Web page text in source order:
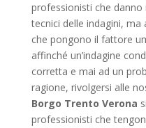
professionisti che
tecnici delle indagini,
che pongono il fattore
affinché un’indagine
corretta e mai ad un
ragione, rivolgersi alle
Borgo Trento Verona
professionisti che